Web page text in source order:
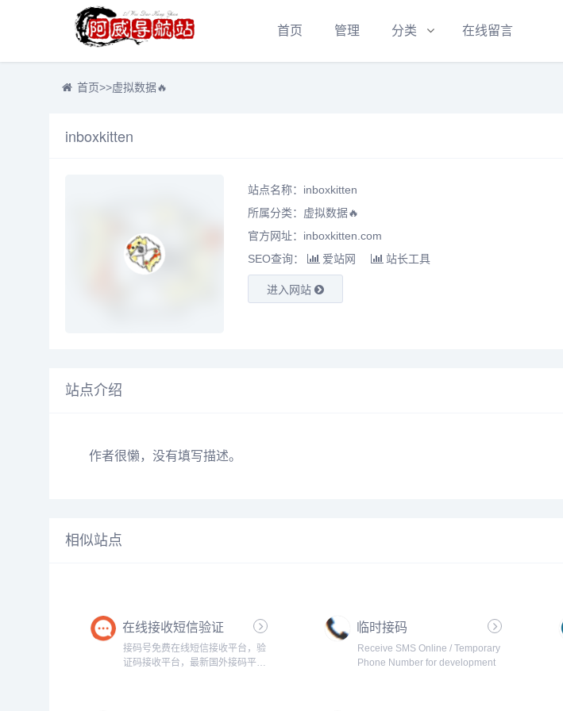
首页 管理 分类 在线留言
首页>>虚拟数据🔥
inboxkitten
站点名称：inboxkitten
所属分类： 虚拟数据🔥
官方网址：inboxkitten.com
SEO查询：
爱站网 站长工具
进入网站
站点介绍
作者很懒，没有填写描述。
相似站点
在线接收短信验证
码，临时手机号，虚
拟电话号码
接码号免费在线短信接收平台，验
证码接收平台，最新国外接码平
临时接码
Receive SMS Online / Temporary
Phone Number for development